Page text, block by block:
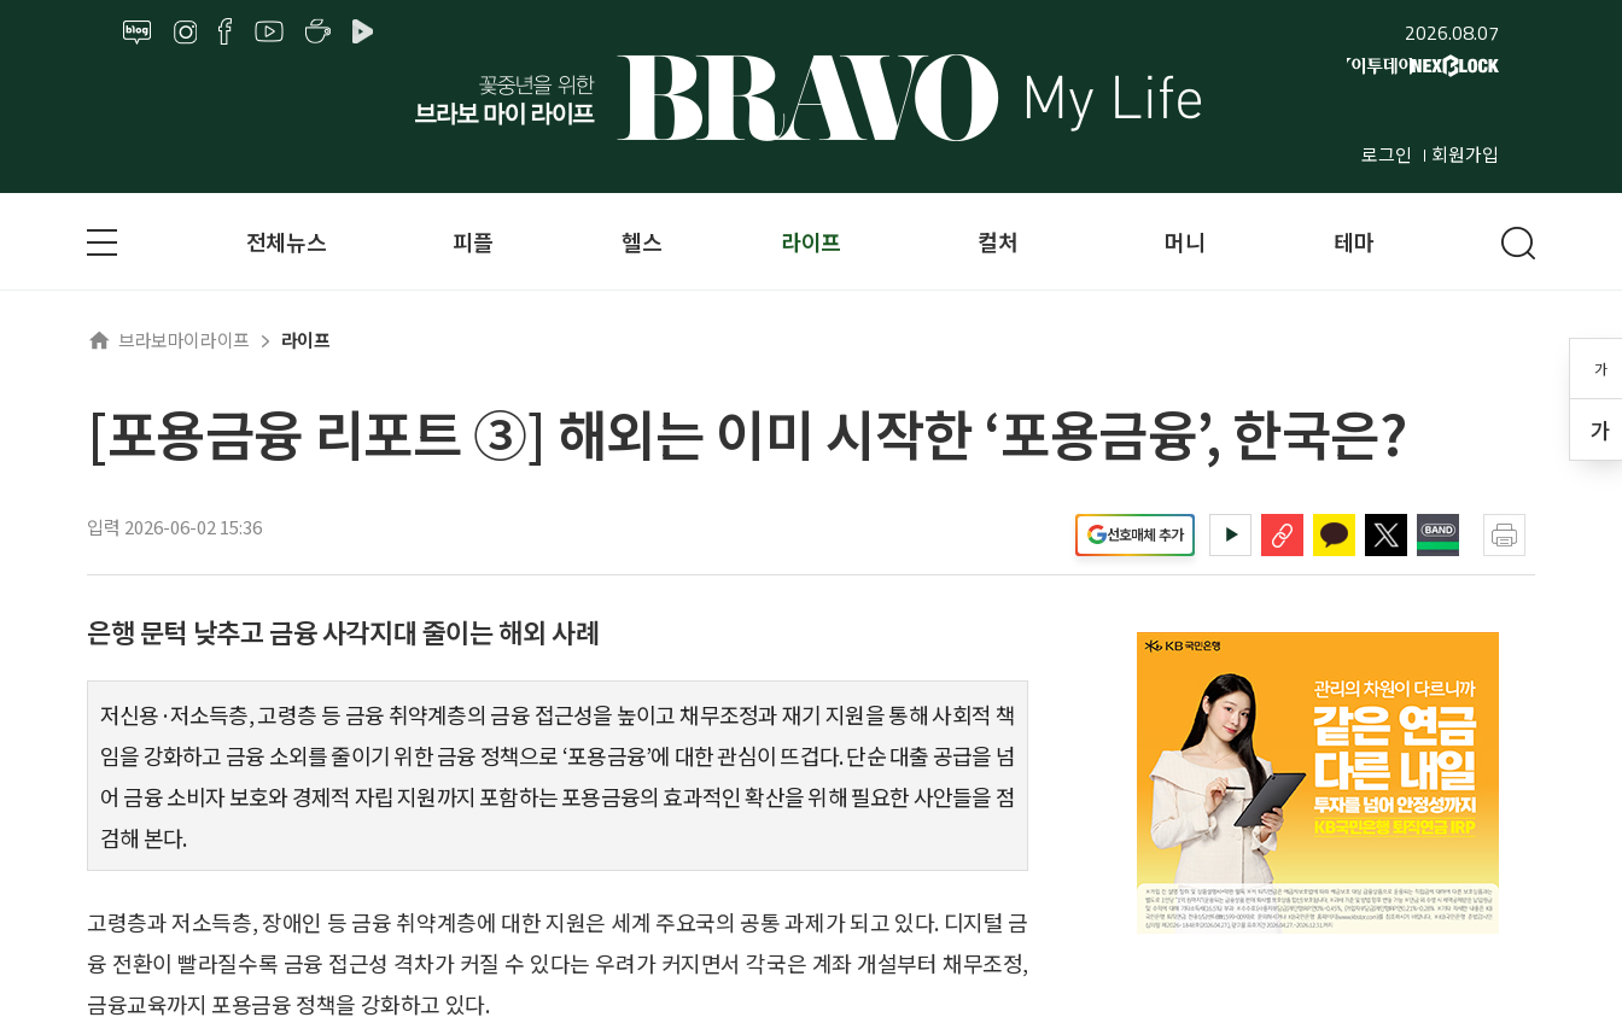
2026.08.07
로그인 회원가입
가
가
전체뉴스 피플 헬스 라이프 컬처 머니 테마
브라보마이라이프 라이프
[포용금융 리포트 ③] 해외는 이미 시작한 ‘포용금융’, 한국은?
입력 2026-06-02 15:36 선호매체 추가
은행 문턱 낮추고 금융 사각지대 줄이는 해외 사례
저신용·저소득층, 고령층 등 금융 취약계층의 금융 접근성을 높이고 채무조정과 재기 지원을 통해 사회적 책
임을 강화하고 금융 소외를 줄이기 위한 금융 정책으로 ‘포용금융’에 대한 관심이 뜨겁다. 단순 대출 공급을 넘
어 금융 소비자 보호와 경제적 자립 지원까지 포함하는 포용금융의 효과적인 확산을 위해 필요한 사안들을 점
검해 본다.
고령층과 저소득층, 장애인 등 금융 취약계층에 대한 지원은 세계 주요국의 공통 과제가 되고 있다. 디지털 금
융 전환이 빨라질수록 금융 접근성 격차가 커질 수 있다는 우려가 커지면서 각국은 계좌 개설부터 채무조정,
금융교육까지 포용금융 정책을 강화하고 있다.